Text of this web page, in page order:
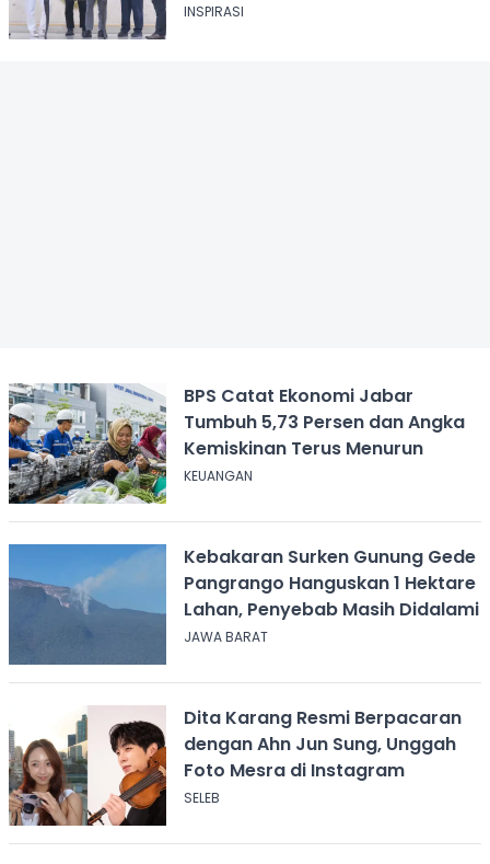
INSPIRASI
BPS Catat Ekonomi Jabar
Tumbuh 5,73 Persen dan Angka
Kemiskinan Terus Menurun
KEUANGAN
Kebakaran Surken Gunung Gede
Pangrango Hanguskan 1 Hektare
Lahan, Penyebab Masih Didalami
JAWA BARAT
Dita Karang Resmi Berpacaran
dengan Ahn Jun Sung, Unggah
Foto Mesra di Instagram
SELEB